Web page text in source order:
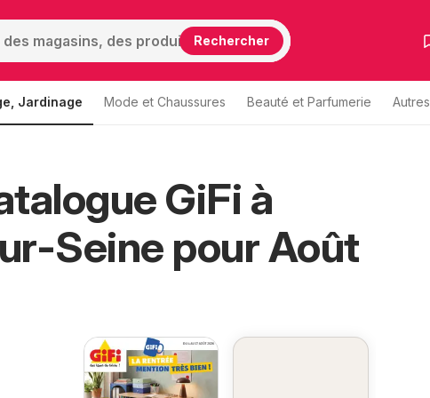
Rechercher
Jardinage Mode et Chaussures Beauté et Parfumerie Autres
GiFi à
Seine pour Août